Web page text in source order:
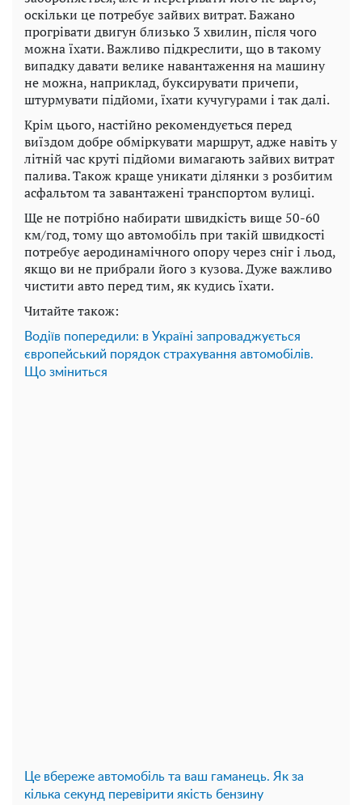
оскільки це потребує зайвих витрат. Бажано
прогрівати двигун близько 3 хвилин, після чого
можна їхати. Важливо підкреслити, що в такому
випадку давати велике навантаження на машину
не можна, наприклад, буксирувати причепи,
штурмувати підйоми, їхати кучугурами і так далі.
Крім цього, настійно рекомендується перед
виїздом добре обміркувати маршрут, адже навіть у
літній час круті підйоми вимагають зайвих витрат
палива. Також краще уникати ділянки з розбитим
асфальтом та завантажені транспортом вулиці.
Ще не потрібно набирати швидкість вище 50-60
км/год, тому що автомобіль при такій швидкості
потребує аеродинамічного опору через сніг і льод,
якщо ви не прибрали його з кузова. Дуже важливо
чистити авто перед тим, як кудись їхати.
Читайте також:
Водіїв попередили: в Україні запроваджується
європейський порядок страхування автомобілів.
Що зміниться
Це вбереже автомобіль та ваш гаманець. Як за
кілька секунд перевірити якість бензину